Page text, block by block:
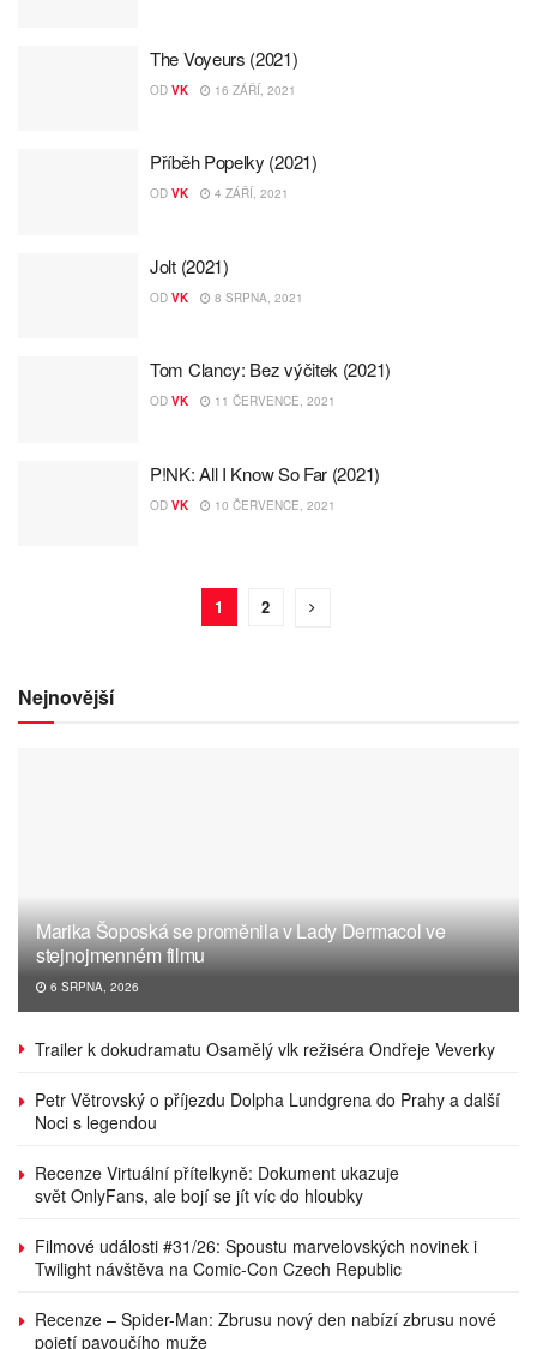
The Voyeurs (2021)
OD VK 16 ZÁŘÍ, 2021
Příběh Popelky (2021)
OD VK 4 ZÁŘÍ, 2021
Jolt (2021)
OD VK 8 SRPNA, 2021
Tom Clancy: Bez výčitek (2021)
OD VK 11 ČERVENCE, 2021
P!NK: All I Know So Far (2021)
OD VK 10 ČERVENCE, 2021
1 2
Nejnovější
Marika Šoposká se proměnila v Lady Dermacol ve
stejnojmenném filmu
6 SRPNA, 2026
Trailer k dokudramatu Osamělý vlk režiséra Ondřeje Veverky
Petr Větrovský o příjezdu Dolpha Lundgrena do Prahy a další
Noci s legendou
Recenze Virtuální přítelkyně: Dokument ukazuje
svět OnlyFans, ale bojí se jít víc do hloubky
Filmové události #31/26: Spoustu marvelovských novinek i
Twilight návštěva na Comic-Con Czech Republic
Recenze – Spider-Man: Zbrusu nový den nabízí zbrusu nové
pojetí pavoučího muže